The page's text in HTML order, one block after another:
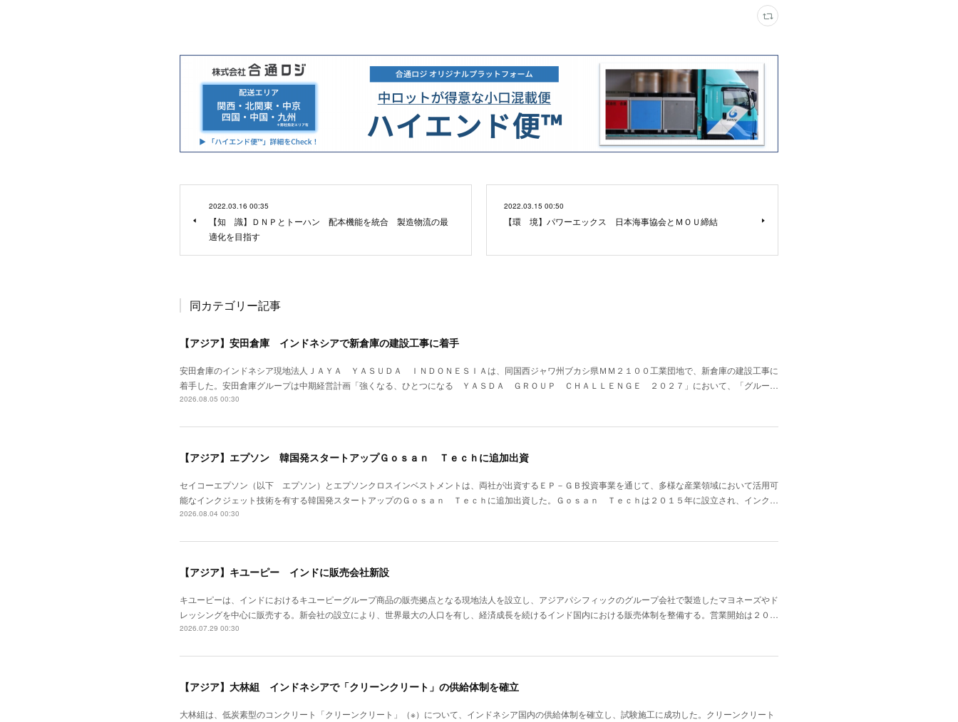
2022.03.16 00:35
【知 識】ＤＮＰとトーハン 配本機能を統合 製造物流の最
適化を目指す
2022.03.15 00:50
【環 境】パワーエックス ⽇本海事協会とＭＯＵ締結
同カテゴリー記事
【アジア】安田倉庫 インドネシアで新倉庫の建設工事に着手
安田倉庫のインドネシア現地法人ＪＡＹＡ ＹＡＳＵＤＡ ＩＮＤＯＮＥＳＩＡは、同国西ジャワ州ブカシ県ＭＭ２１００工業団地で、新倉庫の建設工事に
着手した。安田倉庫グループは中期経営計画「強くなる、ひとつになる ＹＡＳＤＡ ＧＲＯＵＰ ＣＨＡＬＬＥＮＧＥ ２０２７」において、「グルー…
2026.08.05 00:30
【アジア】エプソン 韓国発スタートアップＧｏｓａｎ Ｔｅｃｈに追加出資
セイコーエプソン（以下 エプソン）とエプソンクロスインベストメントは、両社が出資するＥＰ－ＧＢ投資事業を通じて、多様な産業領域において活用可
能なインクジェット技術を有する韓国発スタートアップのＧｏｓａｎ Ｔｅｃｈに追加出資した。Ｇｏｓａｎ Ｔｅｃｈは２０１５年に設立され、インク…
2026.08.04 00:30
【アジア】キユーピー インドに販売会社新設
キユーピーは、インドにおけるキユーピーグループ商品の販売拠点となる現地法人を設立し、アジアパシフィックのグループ会社で製造したマヨネーズやド
レッシングを中心に販売する。新会社の設立により、世界最大の人口を有し、経済成長を続けるインド国内における販売体制を整備する。営業開始は２０…
2026.07.29 00:30
【アジア】大林組 インドネシアで「クリーンクリート」の供給体制を確立
大林組は、低炭素型のコンクリート「クリーンクリート」（※）について、インドネシア国内の供給体制を確立し、試験施工に成功した。クリーンクリート